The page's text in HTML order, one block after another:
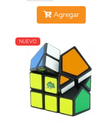
Agregar
NUEVO